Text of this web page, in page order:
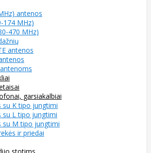
antenos
174 MHz)
470 MHz)
antenos
garsiakalbiai
su K tipo jungtimi
su L tipo jungtimi
su M tipo jungtimi
ir priedai
stotims